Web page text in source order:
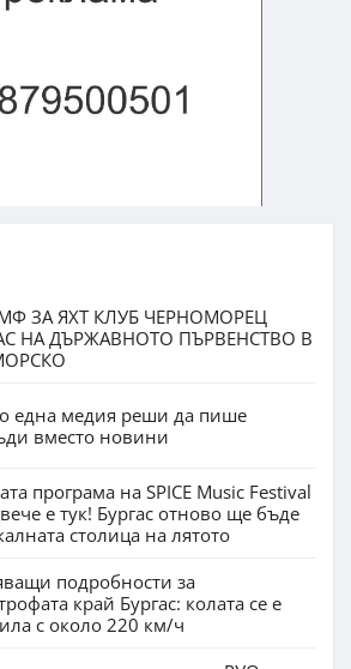
ЗА ЯХТ КЛУБ ЧЕРНОМОРЕЦ
НА ДЪРЖАВНОТО ПЪРВЕНСТВО В
една медия реши да пише
вместо новини
програма на SPICE Music Festival
е тук! Бургас отново ще бъде
столица на лятото
подробности за
край Бургас: колата се е
с около 220 км/ч